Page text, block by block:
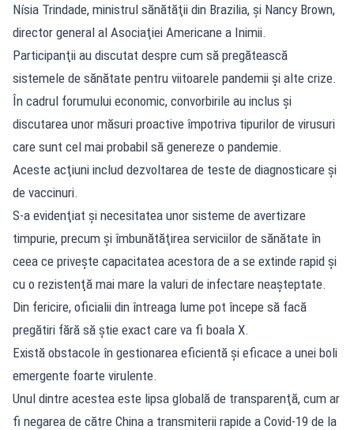
Nísia Trindade, ministrul sănătăţii din Brazilia, şi Nancy Brown,
director general al Asociaţiei Americane a Inimii.
Participanţii au discutat despre cum să pregătească
sistemele de sănătate pentru viitoarele pandemii şi alte crize.
În cadrul forumului economic, convorbirile au inclus şi
discutarea unor măsuri proactive împotriva tipurilor de virusuri
care sunt cel mai probabil să genereze o pandemie.
Aceste acţiuni includ dezvoltarea de teste de diagnosticare şi
de vaccinuri.
S-a evidenţiat şi necesitatea unor sisteme de avertizare
timpurie, precum şi îmbunătăţirea serviciilor de sănătate în
ceea ce priveşte capacitatea acestora de a se extinde rapid şi
cu o rezistenţă mai mare la valuri de infectare neaşteptate.
Din fericire, oficialii din întreaga lume pot începe să facă
pregătiri fără să ştie exact care va fi boala X.
Există obstacole în gestionarea eficientă şi eficace a unei boli
emergente foarte virulente.
Unul dintre acestea este lipsa globală de transparenţă, cum ar
fi negarea de către China a transmiterii rapide a Covid-19 de la